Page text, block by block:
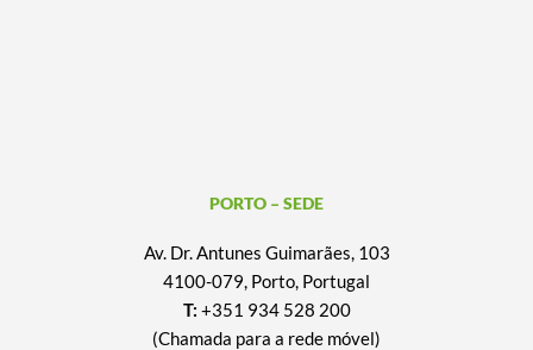
PORTO – SEDE
Av. Dr. Antunes Guimarães, 103
4100-079, Porto, Portugal
T: +351 934 528 200
(Chamada para a rede móvel)